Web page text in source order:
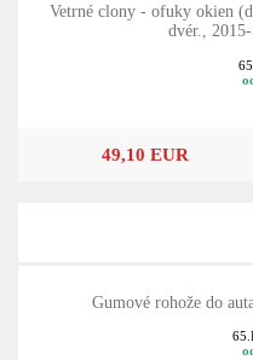
Vetrné clony - ofuky okien
dvér.,
49,10 EUR
Gumové rohože do